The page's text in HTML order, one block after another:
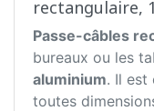
rectangulaire,
Passe-câbles
bureaux ou les
aluminium. Il est
toutes